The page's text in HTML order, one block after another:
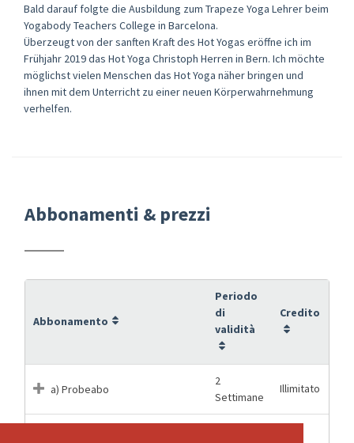
Bald darauf folgte die Ausbildung zum Trapeze Yoga Lehrer beim
Yogabody Teachers College in Barcelona.
Überzeugt von der sanften Kraft des Hot Yogas eröffne ich im
Frühjahr 2019 das Hot Yoga Christoph Herren in Bern. Ich möchte
möglichst vielen Menschen das Hot Yoga näher bringen und
ihnen mit dem Unterricht zu einer neuen Körperwahrnehmung
verhelfen.
Abbonamenti & prezzi
Abbonamento
Periodo
di
validità
Credito
a) Probeabo
2
Settimane
Illimitato